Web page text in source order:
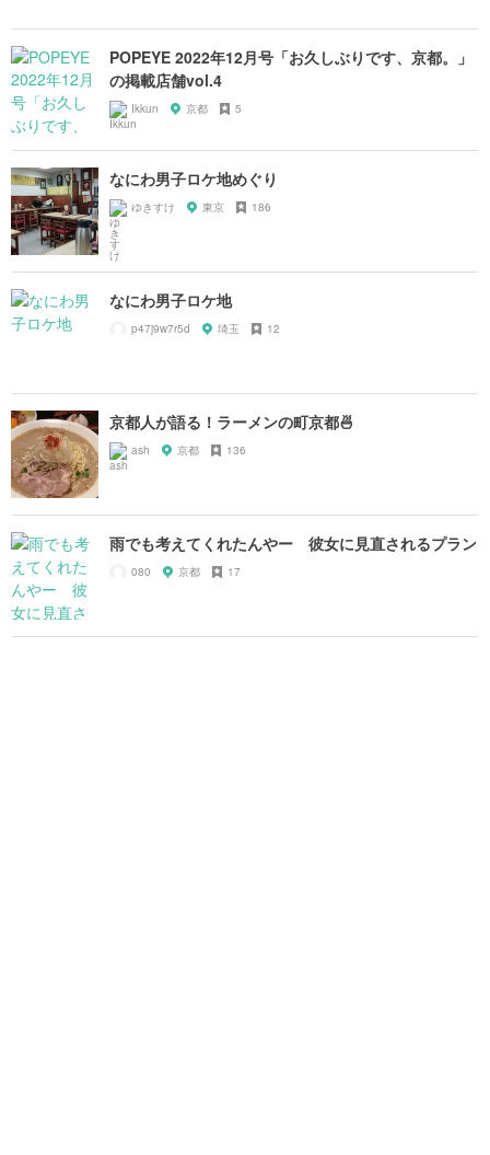
POPEYE 2022年12月号「お久しぶりです、京都。」
の掲載店舗vol.4
Ikkun 京都 5
なにわ男子ロケ地めぐり
ゆきすけ 東京 186
なにわ男子ロケ地
p47j9w7r5d 埼玉 12
京都人が語る！ラーメンの町京都🍜
ash 京都 136
雨でも考えてくれたんやー 彼女に見直されるプラン
080 京都 17